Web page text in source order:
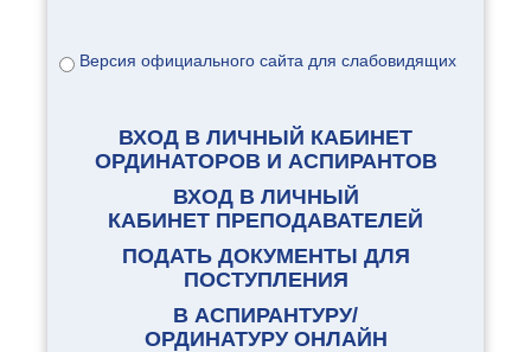
Версия официального сайта для слабовидящих
ВХОД В ЛИЧНЫЙ КАБИНЕТ
ОРДИНАТОРОВ И АСПИРАНТОВ
ВХОД В ЛИЧНЫЙ
КАБИНЕТ ПРЕПОДАВАТЕЛЕЙ
ПОДАТЬ ДОКУМЕНТЫ ДЛЯ
ПОСТУПЛЕНИЯ
В АСПИРАНТУРУ/
ОРДИНАТУРУ ОНЛАЙН